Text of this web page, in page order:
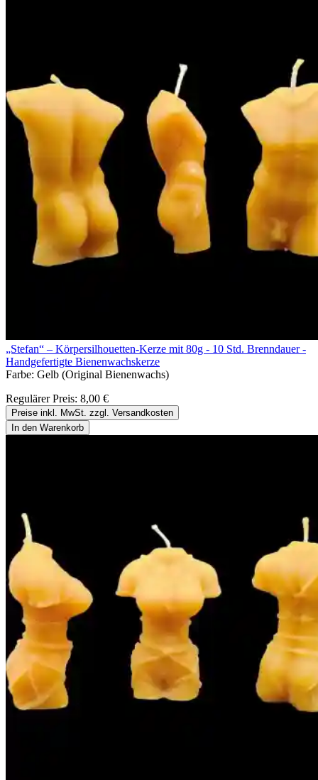
„Stefan“ – Körpersilhouetten-Kerze mit 80g - 10 Std. Brenndauer -
Handgefertigte Bienenwachskerze
Farbe: Gelb (Original Bienenwachs)
Regulärer Preis: 8,00 €
Preise inkl. MwSt. zzgl. Versandkosten
In den Warenkorb